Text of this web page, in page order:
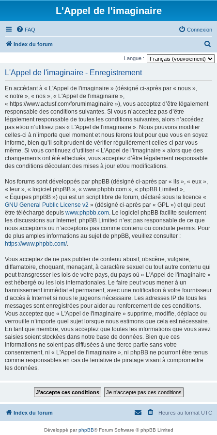
L'Appel de l'imaginaire
FAQ Connexion
Index du forum
e
Langue :
L'Appel de l'imaginaire - Enregistrement
En accédant à « L'Appel de l'imaginaire » (désigné ci-après par « nous »,
« notre », « nos », « L'Appel de l'imaginaire »,
« https://www.actusf.com/forumimaginaire »), vous acceptez d’être légalement
responsable des conditions suivantes. Si vous n’acceptez pas d’être
légalement responsable de toutes les conditions suivantes, alors n’accédez
pas et/ou n’utilisez pas « L'Appel de l'imaginaire ». Nous pouvons modifier
celles-ci à n’importe quel moment et nous ferons tout pour que vous en soyez
informé, bien qu’il soit prudent de vérifier régulièrement celles-ci par vous-
même. Si vous continuez d’utiliser « L'Appel de l'imaginaire » alors que des
changements ont été effectués, vous acceptez d’être légalement responsable
des conditions découlant des mises à jour et/ou modifications.
Nos forums sont développés par phpBB (désigné ci-après par « ils », « eux »,
« leur », « logiciel phpBB », « www.phpbb.com », « phpBB Limited »,
« Équipes phpBB ») qui est un script libre de forum, déclaré sous la licence «
GNU General Public License v2 » (désigné ci-après par « GPL ») et qui peut
être téléchargé depuis www.phpbb.com. Le logiciel phpBB facilite seulement
les discussions sur Internet. phpBB Limited n’est pas responsable de ce que
nous acceptons ou n’acceptons pas comme contenu ou conduite permis. Pour
de plus amples informations au sujet de phpBB, veuillez consulter :
https://www.phpbb.com/.
Vous acceptez de ne pas publier de contenu abusif, obscène, vulgaire,
diffamatoire, choquant, menaçant, à caractère sexuel ou tout autre contenu qui
peut transgresser les lois de votre pays, du pays où « L'Appel de l'imaginaire »
est hébergé ou les lois internationales. Le faire peut vous mener à un
bannissement immédiat et permanent, avec une notification à votre fournisseur
d’accès à Internet si nous le jugeons nécessaire. Les adresses IP de tous les
messages sont enregistrées pour aider au renforcement de ces conditions.
Vous acceptez que « L'Appel de l'imaginaire » supprime, modifie, déplace ou
verrouille n’importe quel sujet lorsque nous estimons que cela est nécessaire.
En tant que membre, vous acceptez que toutes les informations que vous avez
saisies soient stockées dans notre base de données. Bien que ces
informations ne soient pas diffusées à une tierce partie sans votre
consentement, ni « L'Appel de l'imaginaire », ni phpBB ne pourront être tenus
comme responsables en cas de tentative de piratage visant à compromettre
les données.
Index du forum Heures au format UTC
Développé parphpBB® Forum Software © phpBB Limited